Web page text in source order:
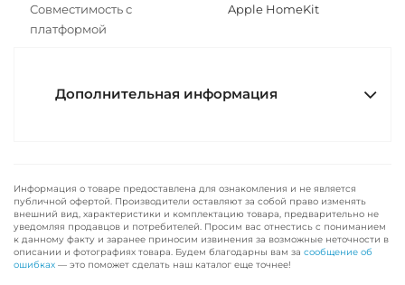
Совместимость с
платформой
Apple HomeKit
Дополнительная информация
Информация о товаре предоставлена для ознакомления и не является
публичной офертой. Производители оставляют за собой право изменять
внешний вид, характеристики и комплектацию товара, предварительно не
уведомляя продавцов и потребителей. Просим вас отнестись с пониманием
к данному факту и заранее приносим извинения за возможные неточности в
описании и фотографиях товара. Будем благодарны вам за сообщение об
ошибках — это поможет сделать наш каталог еще точнее!